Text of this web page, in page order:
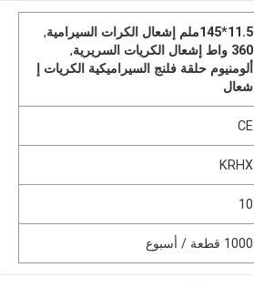
11.5*145ملم إشعال الكرات السيرامية
,
360 واط إشعال الكريات السريرية
,
ألومنيوم حلقة فلنج السيراميكية الكريات إ
شعال
CE
KRHX
10
1000 قطعة / أسبوع